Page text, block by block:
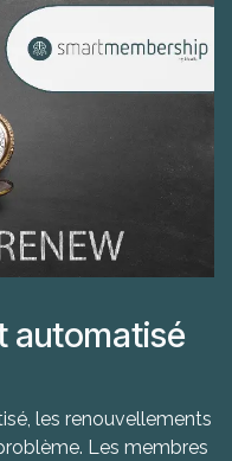
automatisé
les renouvellements
Les membres